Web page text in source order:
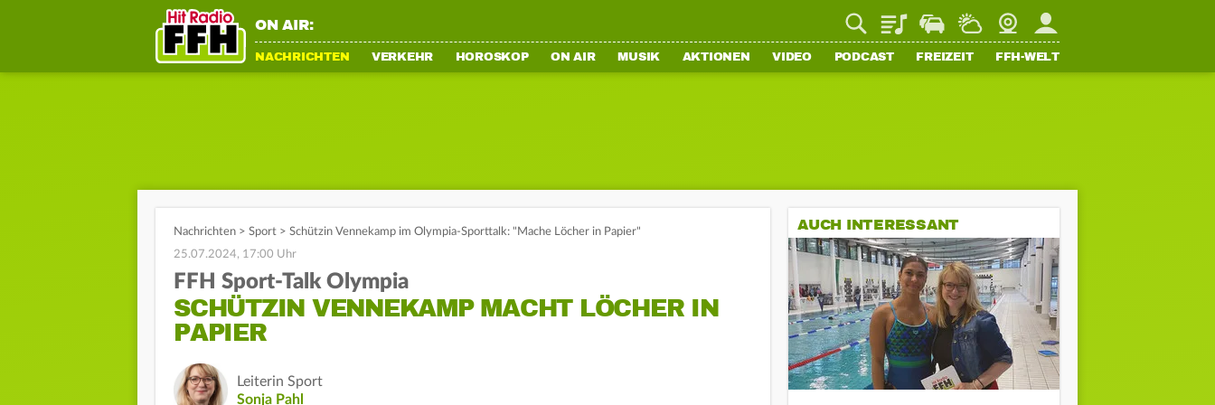
ON AIR: PlaylistStaupilotWetterWebcamMein FFH
NACHRICHTEN VERKEHR HOROSKOP ON AIR MUSIK AKTIONEN VIDEO PODCAST FREIZEIT FFH-WELT
Nachrichten > Sport > Schützin Vennekamp im Olympia-Sporttalk: "Mache Löcher in Papier"
25.07.2024, 17:00 Uhr
FFH Sport-Talk Olympia
SCHÜTZIN VENNEKAMP MACHT LÖCHER IN
PAPIER
Leiterin Sport
Sonja Pahl
AUCH INTERESSANT